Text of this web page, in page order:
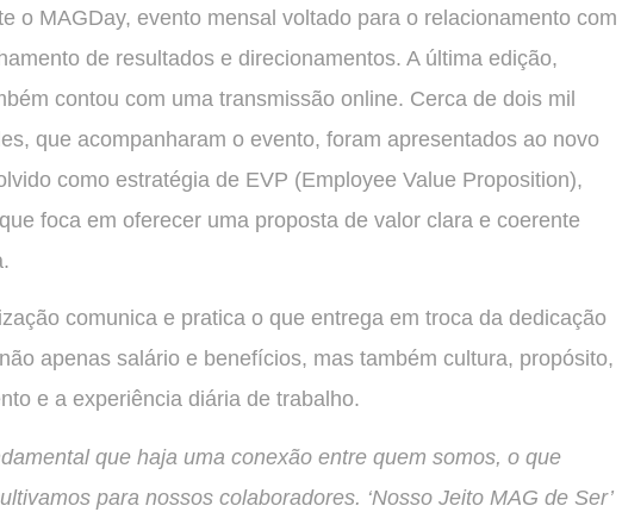
o MAGDay, evento mensal voltado para o relacionamento com
de resultados e direcionamentos. A última edição,
contou com uma transmissão online. Cerca de dois mil
que acompanharam o evento, foram apresentados ao novo
como estratégia de EVP (Employee Value Proposition),
foca em oferecer uma proposta de valor clara e coerente
comunica e pratica o que entrega em troca da dedicação
apenas salário e benefícios, mas também cultura, propósito,
e a experiência diária de trabalho.
que haja uma conexão entre quem somos, o que
para nossos colaboradores. ‘Nosso Jeito MAG de Ser’